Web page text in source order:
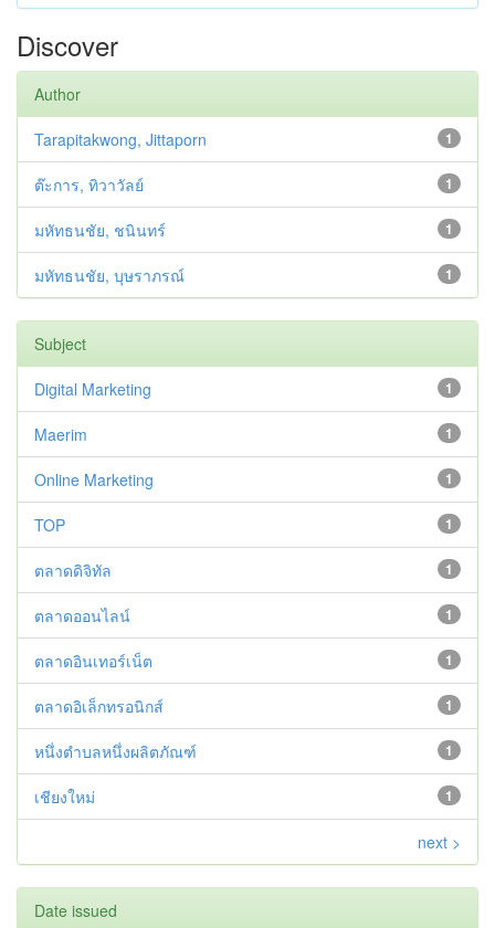
Discover
Author
1
Tarapitakwong, Jittaporn
1
ต๊ะการ, ทิวาวัลย์
1
มหัทธนชัย, ชนินทร์
1
มหัทธนชัย, บุษราภรณ์
Subject
1
Digital Marketing
1
Maerim
1
Online Marketing
1
TOP
1
ตลาดดิจิทัล
1
ตลาดออนไลน์
1
ตลาดอินเทอร์เน็ต
1
ตลาดอิเล็กทรอนิกส์
1
หนึ่งตำบลหนึ่งผลิตภัณฑ์
1
เชียงใหม่
next >
Date issued